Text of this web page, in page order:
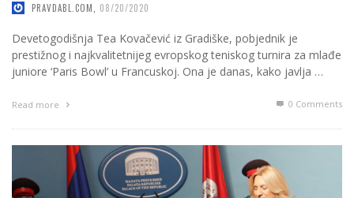
PRAVDABL.COM 08/20/2020
Devetogodišnja Tea Kovačević iz Gradiške, pobjednik je
prestižnog i najkvalitetnijeg evropskog teniskog turnira za mlađe
juniore ‘Paris Bowl’ u Francuskoj. Ona je danas, kako javlja …
Read more 0 Comments